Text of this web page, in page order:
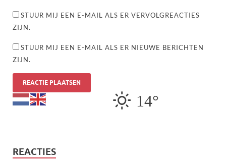
STUUR MIJ EEN E-MAIL ALS ER VERVOLGREACTIES
ZIJN.
STUUR MIJ EEN E-MAIL ALS ER NIEUWE BERICHTEN
ZIJN.
14°
REACTIES